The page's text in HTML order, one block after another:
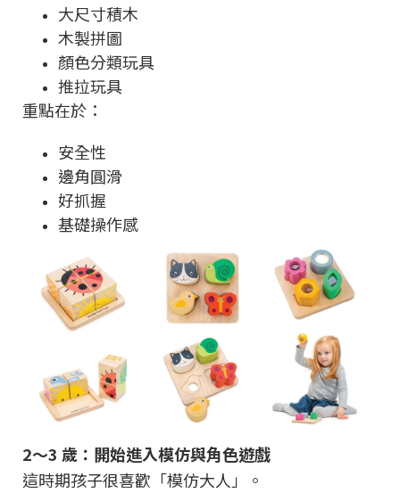
大尺寸積木
木製拼圖
顏色分類玩具
推拉玩具
重點在於：
安全性
邊角圓滑
好抓握
基礎操作感
2～3 歲：開始進入模仿與角色遊戲
這時期孩子很喜歡「模仿大人」。